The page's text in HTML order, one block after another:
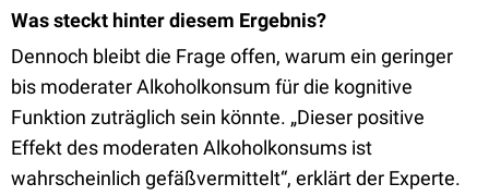
Was steckt hinter diesem Ergebnis?
Dennoch bleibt die Frage offen, warum ein geringer
bis moderater Alkoholkonsum für die kognitive
Funktion zuträglich sein könnte. „Dieser positive
Effekt des moderaten Alkoholkonsums ist
wahrscheinlich gefäßvermittelt“, erklärt der Experte.